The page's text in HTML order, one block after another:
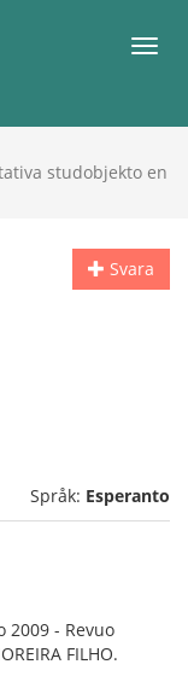
Meny
studobjekto en
Svara
Språk: Esperanto
2009 - Revuo
FILHO.